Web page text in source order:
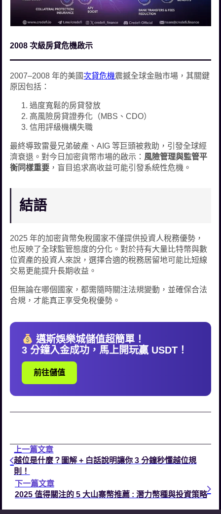
2008 次級房貸危機啟示
2007–2008 年的美國次貸危機震撼全球金融市場，其關鍵
原因包括：
過度寬鬆的房貸發放
高風險房貸證券化（MBS、CDO）
信用評級機構失職
最終導致雷曼兄弟破產、AIG 等巨頭被救助，引發全球經
濟衰退。對今日加密貨幣市場的啟示： 風險管理與監管平
衡同樣重要 ，盲目追求高收益可能引發系統性危機。
結語
2025 年的加密貨幣免稅國家不僅提供投資人稅務優勢，
也反映了全球監管態度的分化。對於持有大量比特幣與數
位資產的投資人來說，選擇合適的稅務居留地可能比短線
交易更能提升長期收益。
但無論在哪個國家，都需隨時關注法規變動，並確保合法
合規，才能真正享受免稅優勢。
邁斯娛樂城儲值超簡單！
3 分鐘入金成功，馬上開玩贏 USDT！
前往儲值
上一篇文章
越位是什麼？圖解 + 白話說明讓你 3 分鐘秒懂越位規
則！
下一篇文章
2025 值得關注的 5 大山寨幣推薦 : 潛力幣種與投資策略